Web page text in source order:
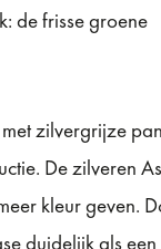
de frisse groene
zilvergrijze
De zilveren
kleur geven.
duidelijk als een